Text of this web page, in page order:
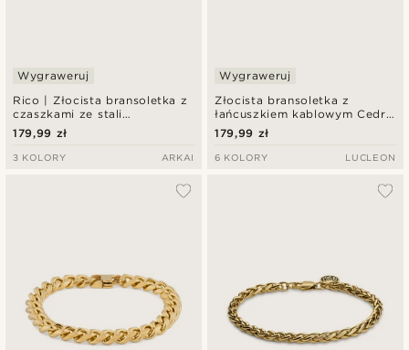
Rico | Złocista bransoletka z
czaszkami ze stali
nierdzewnej
Wygraweruj
179,99 zł
3 KOLORY ARKAI
Złocista bransoletka z
łańcuszkiem kablowym Cedric
Amager
Wygraweruj
179,99 zł
6 KOLORY LUCLEON